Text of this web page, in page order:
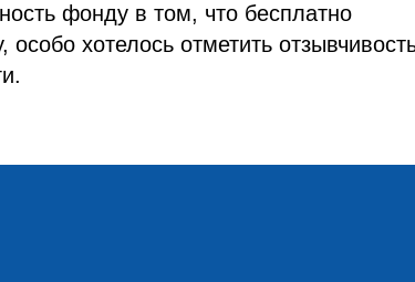
фонду в том, что бесплатно
хотелось отметить